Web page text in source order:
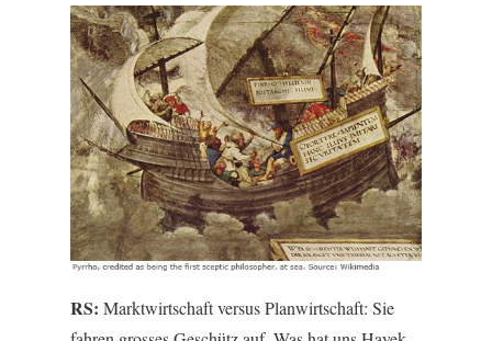
RS: Marktwirtschaft versus Planwirtschaft: Sie